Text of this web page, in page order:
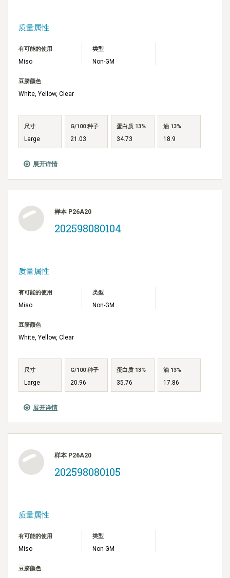
展开详情
质量属性
有可能的使用
Miso
类型
Non-GM
豆脐颜色
White, Yellow, Clear
尺寸
Large
G/100 种子
21.03
蛋白质 13%
34.73
油 13%
18.9
展开详情
样本 P26A20
202598080104
质量属性
有可能的使用
Miso
类型
Non-GM
豆脐颜色
White, Yellow, Clear
尺寸
Large
G/100 种子
20.96
蛋白质 13%
35.76
油 13%
17.86
样本 P26A20
202598080105
质量属性
有可能的使用
Miso
类型
Non-GM
豆脐颜色